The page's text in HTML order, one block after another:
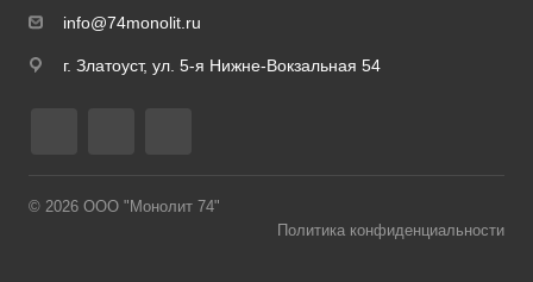
info@74monolit.ru
г. Златоуст, ул. 5-я Нижне-Вокзальная 54
© 2026 ООО "Монолит 74"
Политика конфиденциальности